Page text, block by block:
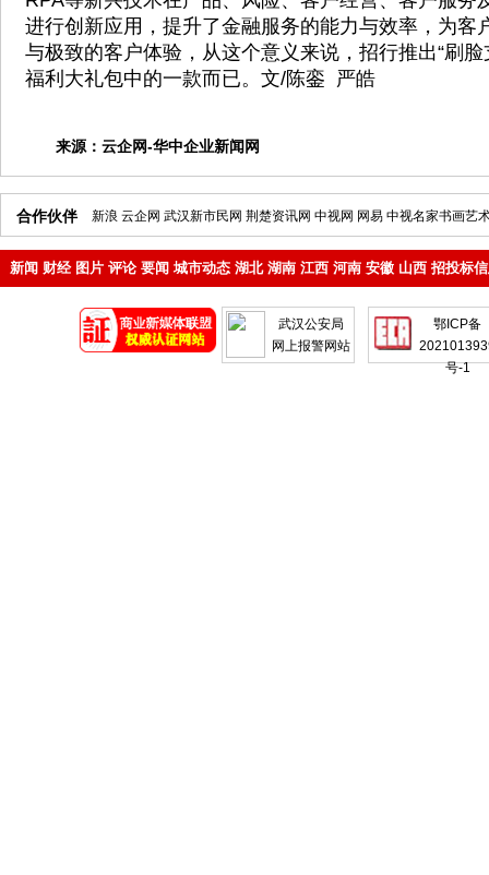
进行创新应用，提升了金融服务的能力与效率，为客
与极致的客户体验，从这个意义来说，招行推出“刷
福利大礼包中的一款而已。文/陈銮 严皓
来源： 云企网-华中企业新闻网
合作伙伴 新浪 云企网 武汉新市民网 荆楚资讯网 中视网 网易 中视名家书画艺
新闻 财经 图片 评论 要闻 城市动态 湖北 湖南 江西 河南 安徽 山西 招投标
武汉公安局
网上报警网站
鄂ICP备
号-1